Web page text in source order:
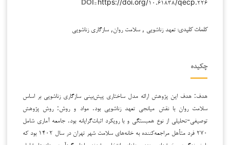
DOI:: https://doi.org/۱۰.۶۱۸۳۸/qecp.۲۲۶
کلمات کلیدی: تعهد زناشویی , سلامت روان, سازگاری زناشویی
چکیده
هدف: هدف این پژوهش ارائه مدل ساختاری پیش‌بینی سازگاری زناشویی بر اساس
سلامت روان با نقش میانجی تعهد زناشویی بود. مواد و روش: روش پژوهش
توصیفی-تحلیلی از نوع همبستگی و با رویکرد اثبات‌گرایانه بود. جامعه آماری شامل
۲۷۰ فرد متأهل مراجعه‌کننده به خانه‌های سلامت شهر تهران در سال ۱۴۰۲ بود که